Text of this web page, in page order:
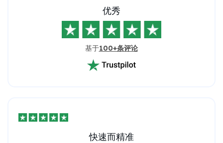
优秀
基于100+条评论
快速而精准